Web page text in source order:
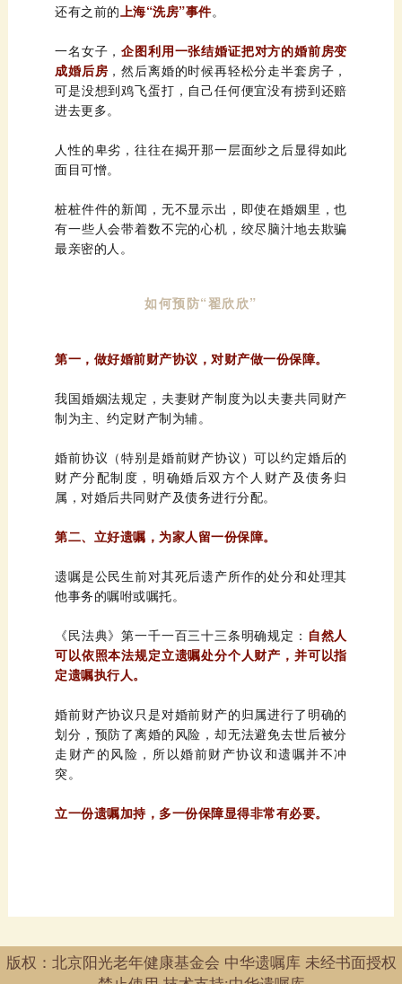
还有之前的 上海“洗房”事件。
一名女子，
成婚后房
进去更多。
面目可憎。
最亲密的人。
如何预防“翟欣欣”
第一， 做好婚前财产协议，对财产做一份保障。
制为主、约定财产制为辅。
属，对婚后共同财产及债务进行分配。
第二、 立好遗嘱，为家人留一份保障。
他事务的嘱咐或嘱托。
《民法典》第一千一百三十三条明确规定：
定遗嘱执行人。
突。
立一份遗嘱加持，多一份保障显得非常有必要。